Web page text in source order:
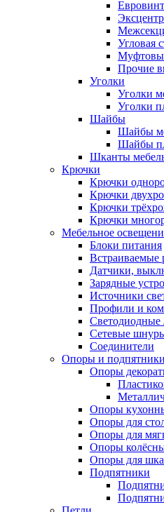
Евровинт
Угловая
Прочие
Уголки
Уголки
Уголки
Шайбы
Шайбы
Шайбы
Шканты
Крючки
Крючки
Крючки
Крючки
Крючки
Мебельное
Блоки питания
Встраиваемые
Датчики,
Зарядные
Источники
Профили и
Светодиодные
Сетевые
Соединители
Опоры и подпятники
Опоры
Опоры
Опоры для
Опоры для
Опоры
Опоры для
Подпятники